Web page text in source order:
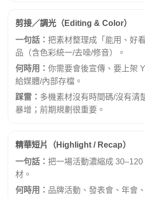
剪接／調光（Editing & Color）
一句話： 把素材整理成「能用、好
品（含色彩統一/去噪/修音）。
何時用： 你需要會後宣傳、要上架
給媒體/內部存檔。
踩雷： 多機素材沒有時間碼/沒有清
暴增；前期規劃很重要。
精華短片（Highlight / Recap）
一句話： 把一場活動濃縮成
材。
何時用： 品牌活動、發表會、年